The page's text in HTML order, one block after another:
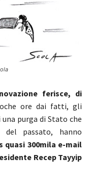
ferisce, di
ore dai fatti, gli
purga di Stato che
passato, hanno
quasi 300mila e-mail
Recep Tayyip